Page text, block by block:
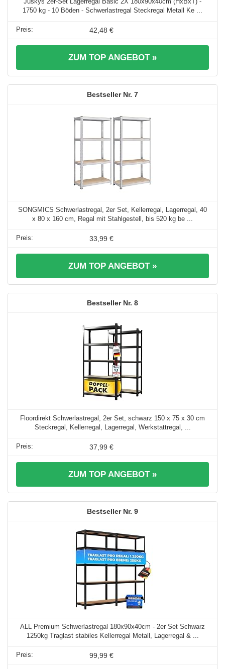
1750 kg - 10 Böden - Schwerlastregal Steckregal Metall Ke ...
42,48 €
ZUM TOP ANGEBOT »
7
SONGMICS Schwerlastregal, 2er Set, Kellerregal, Lagerregal, 40
x 80 x 160 cm, Regal mit Stahlgestell, bis 520 kg be ...
33,99 €
ZUM TOP ANGEBOT »
8
Floordirekt Schwerlastregal, 2er Set, schwarz 150 x 75 x 30 cm
Steckregal, Kellerregal, Lagerregal, Werkstattregal, ...
37,99 €
ZUM TOP ANGEBOT »
9
ALL Premium Schwerlastregal 180x90x40cm - 2er Set Schwarz
1250kg Traglast stabiles Kellerregal Metall, Lagerregal & ...
99,99 €